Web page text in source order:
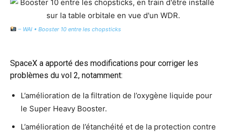
– WAI • Booster 10 entre les chopsticks
SpaceX a apporté des modifications pour corriger les
problèmes du vol 2, notamment:
L’amélioration de la filtration de l’oxygène liquide pour
le Super Heavy Booster.
L’amélioration de l’étanchéité et de la protection contre